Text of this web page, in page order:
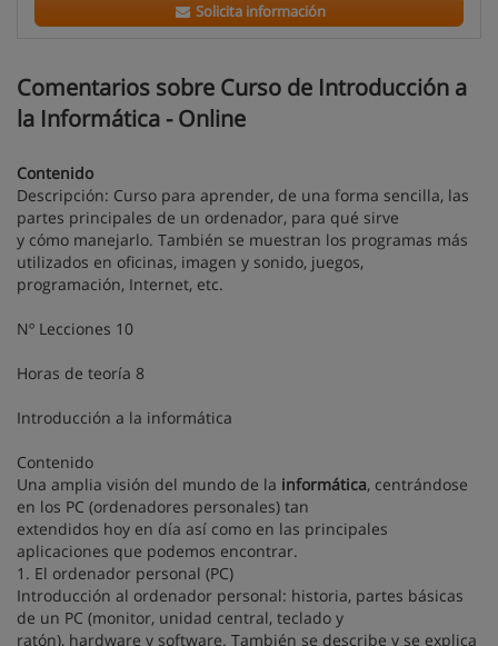
Solicita información
Comentarios sobre Curso de Introducción a
la Informática - Online
Contenido
Descripción: Curso para aprender, de una forma sencilla, las
partes principales de un ordenador, para qué sirve
y cómo manejarlo. También se muestran los programas más
utilizados en oficinas, imagen y sonido, juegos,
programación, Internet, etc.
Nº Lecciones 10
Horas de teoría 8
Introducción a la informática
Contenido
Una amplia visión del mundo de la informática, centrándose
en los PC (ordenadores personales) tan
extendidos hoy en día así como en las principales
aplicaciones que podemos encontrar.
1. El ordenador personal (PC)
Introducción al ordenador personal: historia, partes básicas
de un PC (monitor, unidad central, teclado y
ratón), hardware y software. También se describe y se explica